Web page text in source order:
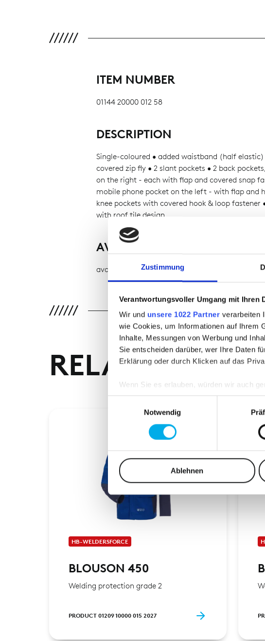
Zustimmung
Verantwortungsvoller Umgang mit Ihren
Wir und unsere 1022 Partner verarbeiten
wie Cookies, um Informationen auf Ihrem
Inhalte, Messungen von Werbung und
Sie entscheiden darüber, wer Ihre Daten
Erklärung oder durch Klicken auf das
Wenn Sie es erlauben, würden wir auch
Informationen über Ihre
Ihr Gerät durch aktives Scannen
Erfahren Sie mehr darüber, wie Ihre
Einzelheitenfest.
Wir verwenden Cookies, um Inhalte und
und die Zugriffe auf unsere Website zu
Website an unsere Partner für soziale
möglicherweise mit weiteren Daten
der Dienste gesammelt haben.
Notwendig
Ablehnen
ITEM NUMBER
01144 20000 012 58
DESCRIPTION
Single-coloured • added waistband (half
covered zip fly • 2 slant pockets • 2 back
on the right - each with flap and covered snap
mobile phone pocket on the left - with flap and
knee pockets with covered hook & loop fastener
with roof tile design.
AVAILABILITY
available from stock
RELATED
HB-WELDERSFORCE
BLOUSON 450
Welding protection grade 2
PRODUCT 01209 10000 015 2027